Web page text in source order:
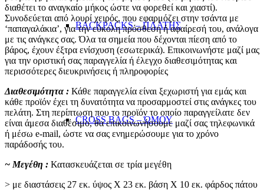
BACKPACKS – ΠΛΑΤΗΣ
CROSS BAGS – ΏΜΟΥ
διαθέτει το αναγκαίο μήκος ώστε να φορεθεί και χιαστί).
Συνοδεύεται από λουρί χειρός, που εφαρμόζει στην τσάντα με
‘παπαγαλάκια’, για την εύκολη πρόσθεση ή αφαίρεσή του, ανάλογα
με τις ανάγκες σας. Όλα τα σημεία που δέχονται πίεση από το
βάρος, έχουν έξτρα ενίσχυση (εσωτερικά). Επικοινωνήστε μαζί μας
για την οριστική σας παραγγελία ή έλεγχο διαθεσιμότητας και
περισσότερες διευκρινήσεις ή πληροφορίες
Διαθεσιμότητα : Κάθε παραγγελία είναι ξεχωριστή για εμάς και
κάθε προϊόν έχει τη δυνατότητα να προσαρμοστεί στις ανάγκες του
πελάτη. Στη περίπτωση που το προϊόν το οποίο παραγγείλατε δεν
είναι άμεσα διαθέσιμο, θα επικοινωνήσουμε μαζί σας τηλεφωνικά
ή μέσω e-mail, ώστε να σας ενημερώσουμε για το χρόνο
παράδοσής του.
~ Μεγέθη : Κατασκευάζεται σε τρία μεγέθη
> με διαστάσεις 27 εκ. ύψος Χ 23 εκ. βάση Χ 10 εκ. φάρδος πάτου